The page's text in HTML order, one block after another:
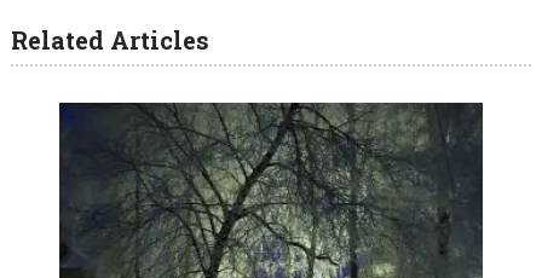
Related Articles